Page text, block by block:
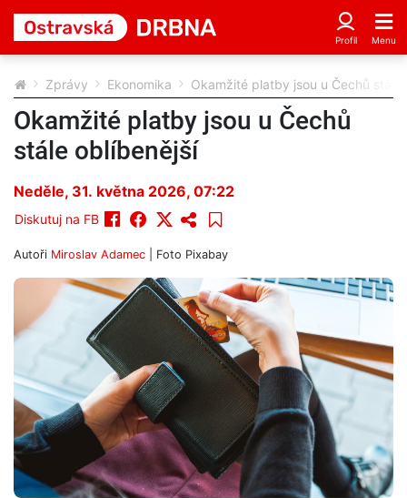
Zprávy Ekonomika Okamžité platby jsou u Čechů stále
Okamžité platby jsou u Čechů
stále oblíbenější
Neděle, 31. května 2026, 07:22
Diskutuj na FB
Autoři Miroslav Adamec | Foto Pixabay